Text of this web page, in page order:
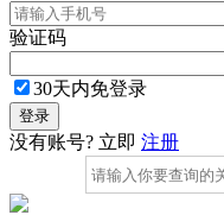
验证码
30天内免登录
没有账号? 立即 注册